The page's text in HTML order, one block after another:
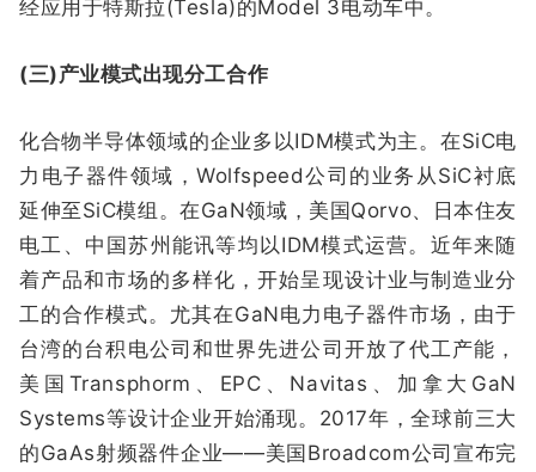
经应用于特斯拉(Tesla)的Model 3电动车中。
(三)产业模式出现分工合作
化合物半导体领域的企业多以IDM模式为主。在SiC电
力电子器件领域，Wolfspeed公司的业务从SiC衬底
延伸至SiC模组。在GaN领域，美国Qorvo、日本住友
电工、中国苏州能讯等均以IDM模式运营。近年来随
着产品和市场的多样化，开始呈现设计业与制造业分
工的合作模式。尤其在GaN电力电子器件市场，由于
台湾的台积电公司和世界先进公司开放了代工产能，
美国Transphorm、EPC、Navitas、加拿大GaN
Systems等设计企业开始涌现。2017年，全球前三大
的GaAs射频器件企业——美国Broadcom公司宣布完